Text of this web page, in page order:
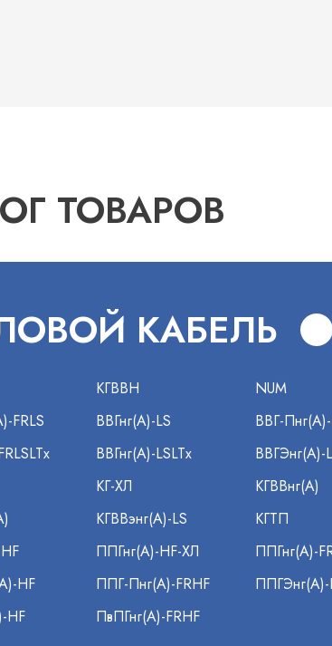
ТОВАРОВ
КАБЕЛЬ
КГВВН NUM
FRLS
ВВГнг(А)-LS ВВГ-
ВВГнг(А)-LSLTx ВВГЭнг(А)-
КГ-ХЛ КГВВнг(А)
КГВВэнг(А)-LS КГТП
ППГнг(А)-HF-ХЛ ППГнг(А)-
HF
ППГ-Пнг(А)-FRHF ППГЭнг(А)-
HF
ПвПГнг(А)-FRHF